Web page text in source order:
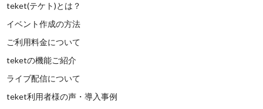
teket(テケト)とは？
イベント作成の方法
ご利用料金について
teketの機能ご紹介
ライブ配信について
teket利用者様の声・導入事例